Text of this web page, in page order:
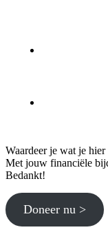
Waardeer je wat je hier
Met jouw financiële
Bedankt!
Doneer nu >